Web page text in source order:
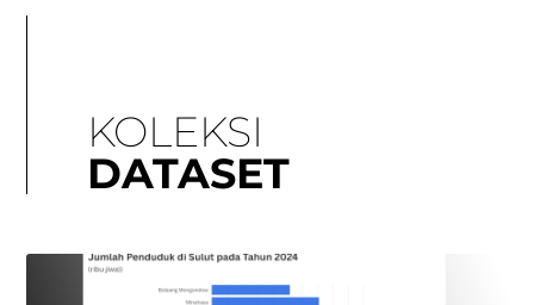
KOLEKSI
DATASET